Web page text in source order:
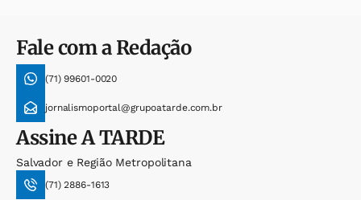
Fale com a Redação
(71) 99601-0020
jornalismoportal@grupoatarde.com.br
AssineA TARDE
Salvador e Região Metropolitana
(71) 2886-1613